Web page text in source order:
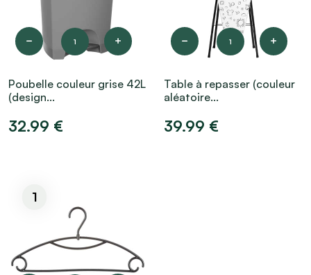
1
Poubelle couleur grise 42L
(design...
32.99 €
1
Table à repasser (couleur
aléatoire...
39.99 €
1